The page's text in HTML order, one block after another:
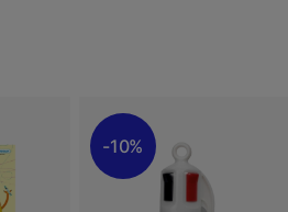
10%